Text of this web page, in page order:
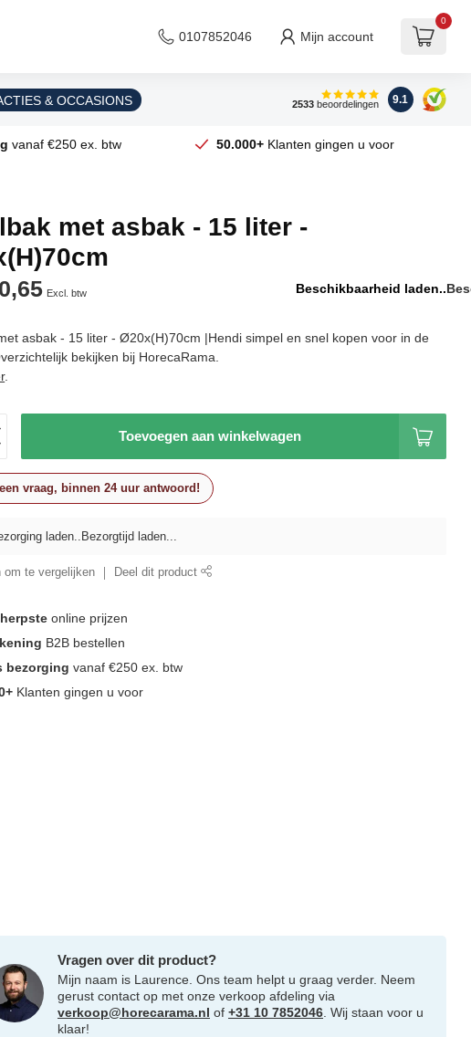
0107852046 Mijn account
0
& OCCASIONS 2533beoordelingen 9.1
vanaf €250 ex. btw 50.000+ Klanten gingen u voor
met asbak - 15 liter -
Excl. btw Beschikbaarheid laden..
asbak - 15 liter - Ø20x(H)70cm |Hendi simpel en snel kopen voor in de
bekijken bij HorecaRama.
.
Toevoegen aan winkelwagen
vraag, binnen 24 uur antwoord!
laden..
om te vergelijken Deel dit product
online prijzen
B2B bestellen
bezorging vanaf €250 ex. btw
Klanten gingen u voor
Vragen over dit product?
Mijn naam is Laurence. Ons team helpt u graag verder. Neem
gerust contact op met onze verkoop afdeling via
verkoop@horecarama.nl of +31 10 7852046 . Wij staan voor u
klaar!